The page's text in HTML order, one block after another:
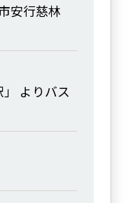
安行慈林
よりバス